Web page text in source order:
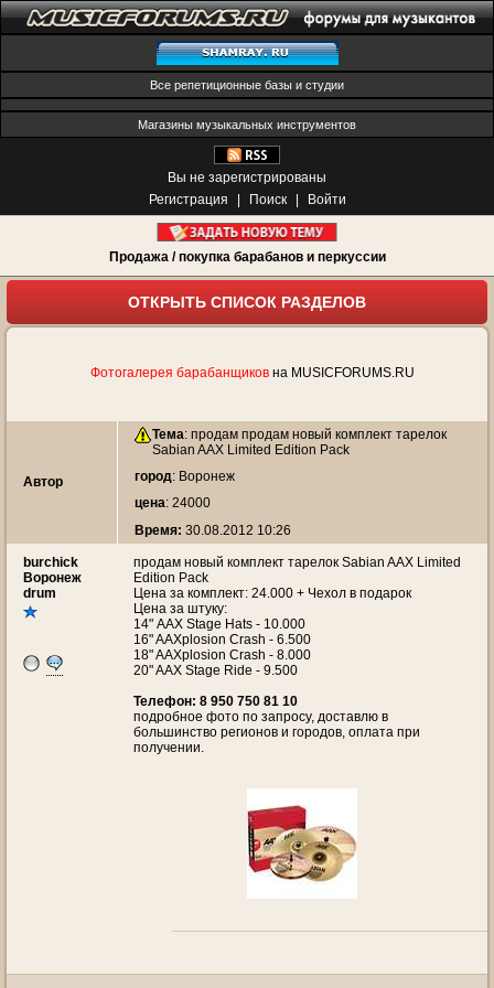
Все репетиционные базы и студии
Магазины музыкальных инструментов
Вы не зарегистрированы
Регистрация
Поиск Войти
Продажа / покупка барабанов и перкуссии
ОТКРЫТЬ СПИСОК РАЗДЕЛОВ
Фотогалерея барабанщиков на MUSICFORUMS.RU
Автор
Тема: продам продам новый комплект тарелок
Sabian AAX Limited Edition Pack
город: Воронеж
цена: 24000
Время: 30.08.2012 10:26
burchick
Воронеж
drum
продам новый комплект тарелок Sabian AAX Limited
Edition Pack
Цена за комплект: 24.000 + Чехол в подарок
Цена за штуку:
14" AAX Stage Hats - 10.000
16" AAXplosion Crash - 6.500
18" AAXplosion Crash - 8.000
20" AAX Stage Ride - 9.500
Телефон: 8 950 750 81 10
подробное фото по запросу, доставлю в
большинство регионов и городов, оплата при
получении.